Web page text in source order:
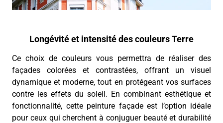
Longévité et intensité des couleurs Terre
Ce choix de couleurs vous permettra de réaliser des
façades colorées et contrastées, offrant un visuel
dynamique et moderne, tout en protégeant vos surfaces
contre les effets du soleil. En combinant esthétique et
fonctionnalité, cette peinture façade est l’option idéale
pour ceux qui cherchent à conjuguer beauté et durabilité